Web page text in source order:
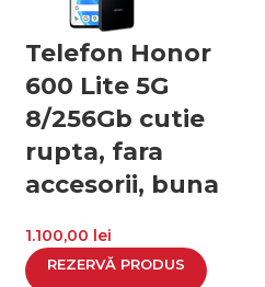
Telefon Honor
600 Lite 5G
8/256Gb cutie
rupta, fara
accesorii, buna
1.100,00 lei
REZERVĂ PRODUS